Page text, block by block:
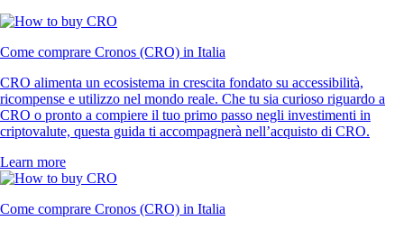
Come comprare Cronos (CRO) in Italia
CRO alimenta un ecosistema in crescita fondato su accessibilità,
ricompense e utilizzo nel mondo reale. Che tu sia curioso riguardo a
CRO o pronto a compiere il tuo primo passo negli investimenti in
criptovalute, questa guida ti accompagnerà nell’acquisto di CRO.
Learn more
Come comprare Cronos (CRO) in Italia